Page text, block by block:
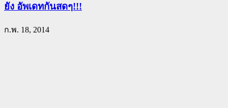
ยัง อัพเดทกันสดๆ!!!
ก.พ. 18, 2014